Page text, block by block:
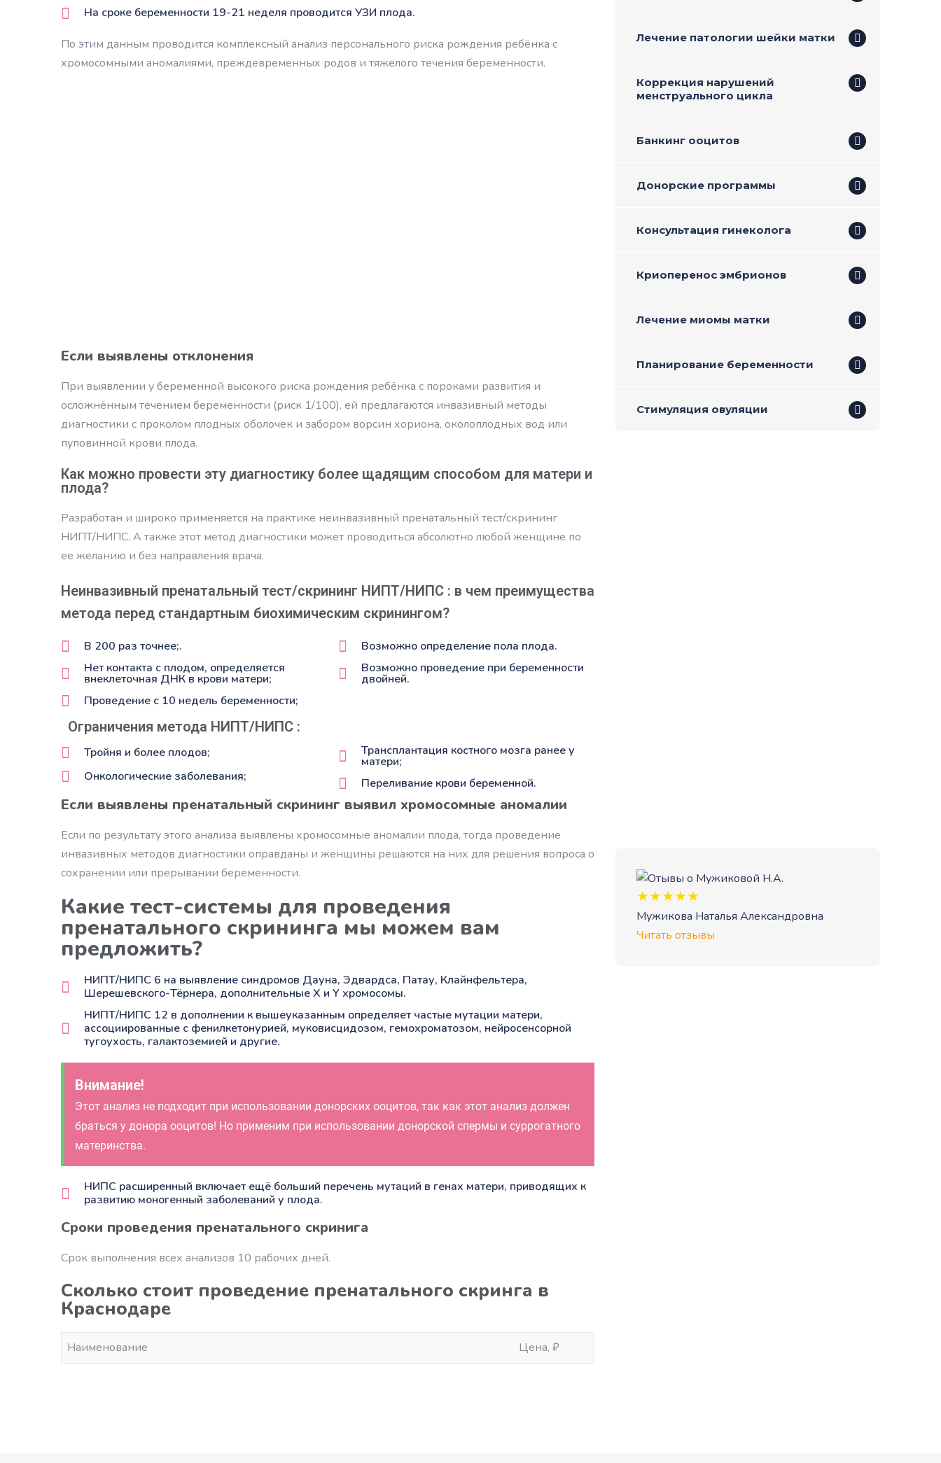
На сроке беременности 19-21 неделя проводится УЗИ плода.
По этим данным проводится комплексный анализ персонального риска рождения ребёнка с
хромосомными аномалиями, преждевременных родов и тяжелого течения беременности.
Если выявлены отклонения
При выявлении у беременной высокого риска рождения ребёнка с пороками развития и
осложнённым течением беременности (риск 1/100), ей предлагаются инвазивный методы
диагностики с проколом плодных оболочек и забором ворсин хориона, околоплодных вод или
пуповинной крови плода.
Как можно провести эту диагностику более щадящим способом для матери и
плода?
Разработан и широко применяется на практике неинвазивный пренатальный тест/скрининг
НИПТ/НИПС. А также этот метод диагностики может проводиться абсолютно любой женщине по
ее желанию и без направления врача.
Неинвазивный пренатальный тест/скрининг НИПТ/НИПС : в чем преимущества
метода перед стандартным биохимическим скринингом?
В 200 раз точнее;.
Нет контакта с плодом, определяется
внеклеточная ДНК в крови матери;
Проведение с 10 недель беременности;
Возможно определение пола плода.
Возможно проведение при беременности
двойней.
Ограничения метода НИПТ/НИПС :
Тройня и более плодов;
Онкологические заболевания;
Трансплантация костного мозга ранее у
матери;
Переливание крови беременной.
Если выявлены пренатальный скрининг выявил хромосомные аномалии
Если по результату этого анализа выявлены хромосомные аномалии плода, тогда проведение
инвазивных методов диагностики оправданы и женщины решаются на них для решения вопроса о
сохранении или прерывании беременности.
Какие тест-системы для проведения
пренатального скрининга мы можем вам
предложить?
НИПТ/НИПС 6 на выявление синдромов Дауна, Эдвардса, Патау, Клайнфельтера,
Шерешевского-Тёрнера, дополнительные X и Y хромосомы.
НИПТ/НИПС 12 в дополнении к вышеуказанным определяет частые мутации матери,
ассоциированные с фенилкетонурией, муковисцидозом, гемохроматозом, нейросенсорной
тугоухость, галактоземией и другие.
Внимание!
Этот анализ не подходит при использовании донорских ооцитов, так как этот анализ должен
браться у донора ооцитов! Но применим при использовании донорской спермы и суррогатного
материнства.
НИПС расширенный включает ещё больший перечень мутаций в генах матери, приводящих к
развитию моногенный заболеваний у плода.
Сроки проведения пренатального скринига
Срок выполнения всех анализов 10 рабочих дней.
Сколько стоит проведение пренатального скринга в
Краснодаре
Наименование Цена, ₽
Лечение патологии шейки матки
Коррекция нарушений
менструального цикла
Банкинг ооцитов
Донорские программы
Консультация гинеколога
Криоперенос эмбрионов
Лечение миомы матки
Планирование беременности
Стимуляция овуляции
Мужикова Наталья Александровна
Читать отзывы